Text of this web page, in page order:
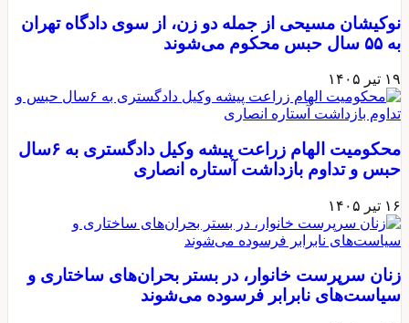
مسیحی از جمله دو زن، از سوی دادگاه تهران
حبس محکوم می‌شوند
۱۴۰۵
محکومیت الهام زراعت پیشه وکیل دادگستری به ۶سال
و تداوم بازداشت آستاره انصاری
۱۴۰۵
سرپرست خانوار، در بستر بحران‌های ساختاری و
نابرابر فرسوده می‌شوند